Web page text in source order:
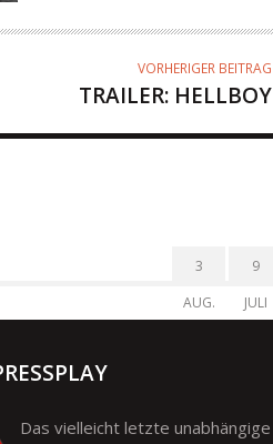
R
VORHERIGER BEITRAG
TRAILER: HELLBOY
3
AUG.
9
JULI
Das vielleicht letzte unabhängige